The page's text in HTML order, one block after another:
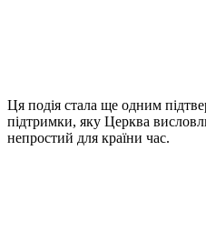
Ця подія стала ще одним
підтримки, яку Церква
непростий для країни час.